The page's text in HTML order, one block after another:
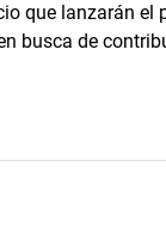
que lanzarán el
busca de